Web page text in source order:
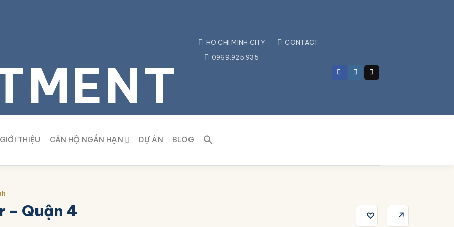
HO CHI MINH CITY
CONTACT
0969.925.935
GIỚI THIỆU CĂN HỘ NGẮN HẠN DỰ ÁN BLOG
– Quận 4 ♡ ↗